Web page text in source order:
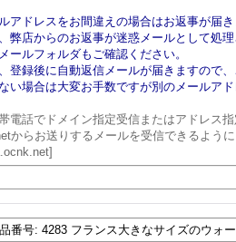
アドレスをお間違えの場合はお返事が届き
弊店からのお返事が迷惑メールとして処
ールフォルダもご確認ください。
登録後に自動返信メールが届きますので、
い場合は大変お手数ですが別のメールアド
電話でドメイン指定受信またはアドレス指
からお送りするメールを受信できるよう